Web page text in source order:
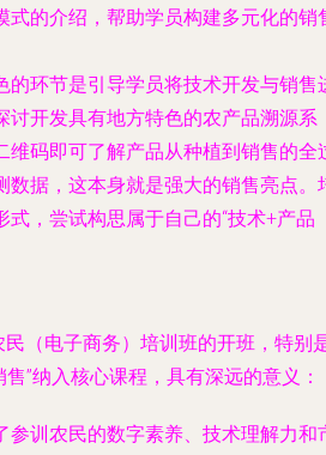
式的介绍，帮助学员构建多元化的销
的环节是引导学员将技术开发与销售
讨开发具有地方特色的农产品溯源系
维码即可了解产品从种植到销售的全
数据，这本身就是强大的销售亮点。
式，尝试构思属于自己的“技术+产品
（电子商务）培训班的开班，特别
”纳入核心课程，具有深远的意义：
参训农民的数字素养、技术理解力和